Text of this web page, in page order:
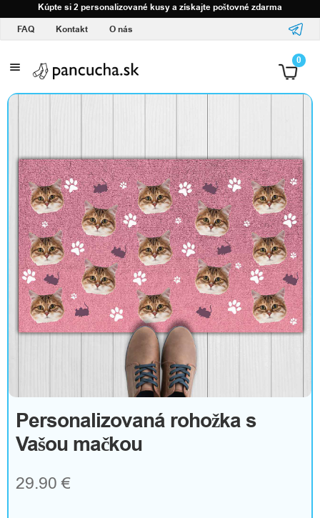
Kúpte si 2 personalizované kusy a získajte poštovné zdarma
FAQ
Kontakt O nás
0
S
v
í
m
l
o
g
o
e
x
t
Personalizovaná rohožka s
Vašou mačkou
29.90 €